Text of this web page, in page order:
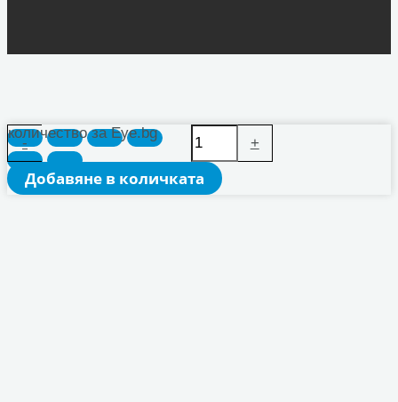
-
количество за Eye.bg
+
Добавяне в количката